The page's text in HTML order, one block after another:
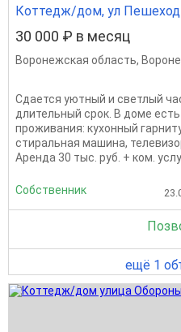
Коттедж/дом, ул
30 000 ₽ в месяц
Воронежская область,
Сдается уютный и светлый
длительный срок. В доме
проживания: кухонный
стиральная машина,
Аренда 30 тыс. руб. + ком.
Собственник
ещё 1